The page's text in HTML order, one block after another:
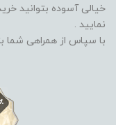
خیالی آسوده بتوانید
نمایید .
با سپاس از همراهی شما